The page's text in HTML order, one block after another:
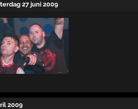
27 juni 2009
2009